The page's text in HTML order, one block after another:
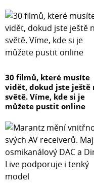
30 filmů, které musíte
vidět, dokud jste ještě
světě. Víme, kde si je
můžete pustit online